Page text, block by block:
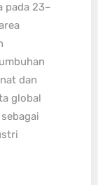
pada 23–
dan
global